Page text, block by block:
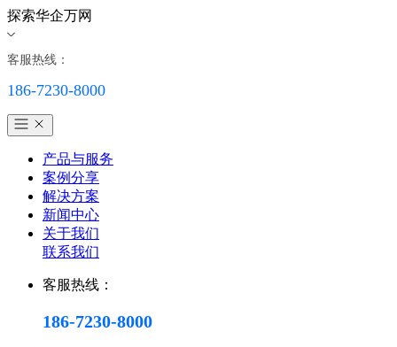
探索华企万网
客服热线：
186-7230-8000
产品与服务
案例分享
解决方案
新闻中心
关于我们
联系我们
客服热线：
186-7230-8000